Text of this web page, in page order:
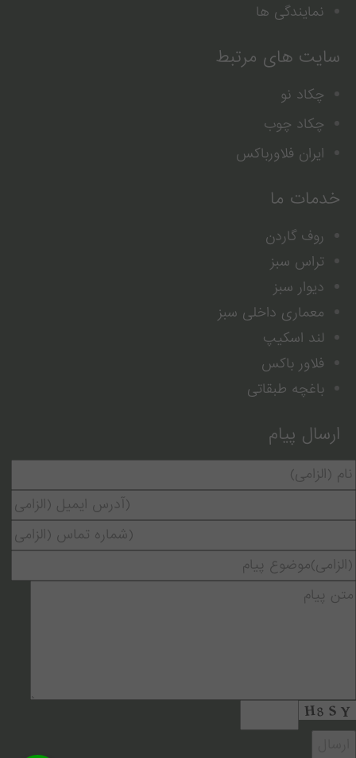
نمایندگی ها
سایت های مرتبط
چکاد نو
چکاد چوب
ایران فلاورباکس
خدمات ما
روف گاردن
تراس سبز
دیوار سبز
معماری داخلی سبز
لند اسکیپ
فلاور باکس
باغچه طبقاتی
ارسال پیام